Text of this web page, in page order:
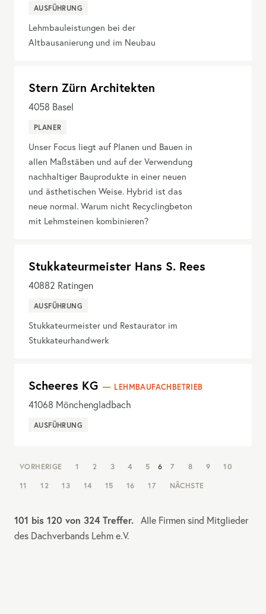
AUSFÜHRUNG
Lehmbauleistungen bei der
Altbausanierung und im Neubau
Stern Zürn Architekten
4058 Basel
PLANER
Unser Focus liegt auf Planen und Bauen in
allen Maßstäben und auf der Verwendung
nachhaltiger Bauprodukte in einer neuen
und ästhetischen Weise. Hybrid ist das
neue normal. Warum nicht Recyclingbeton
mit Lehmsteinen kombinieren?
Stukkateurmeister Hans S. Rees
40882 Ratingen
AUSFÜHRUNG
Stukkateurmeister und Restaurator im
Stukkateurhandwerk
Scheeres KG LEHMBAUFACHBETRIEB
41068 Mönchengladbach
AUSFÜHRUNG
NAV:
VORHERIGE 1 2 3 4 5 6 7 8 9
10
11
12 13 14 15 16 17 NÄCHSTE
101 bis 120 von 324 Treffer. Alle Firmen sind Mitglieder
des Dachverbands Lehm e.V.